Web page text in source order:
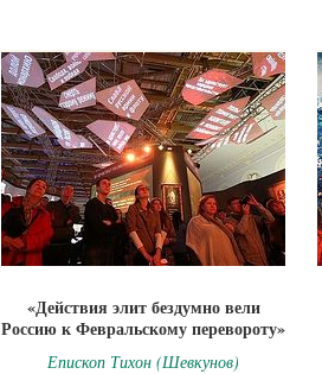
«Действия элит бездумно вели
Россию к Февральскому перевороту»
Епископ Тихон (Шевкунов)